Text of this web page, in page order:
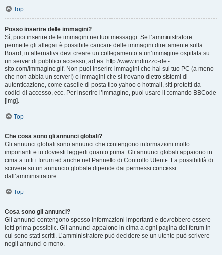
Top
Posso inserire delle immagini?
Sì, puoi inserire delle immagini nei tuoi messaggi. Se l’amministratore
permette gli allegati è possibile caricare delle immagini direttamente sulla
Board; in alternativa devi creare un collegamento a un’immagine ospitata su
un server di pubblico accesso, ad es. http://www.indirizzo-del-
sito.com/immagine.gif. Non puoi inserire immagini che hai sul tuo PC (a meno
che non abbia un server!) o immagini che si trovano dietro sistemi di
autenticazione, come caselle di posta tipo yahoo o hotmail, siti protetti da
codici di accesso, ecc. Per inserire l’immagine, puoi usare il comando BBCode
[img].
Top
Che cosa sono gli annunci globali?
Gli annunci globali sono annunci che contengono informazioni molto
importanti e tu dovresti leggerli quanto prima. Gli annunci globali appaiono in
cima a tutti i forum ed anche nel Pannello di Controllo Utente. La possibilità di
scrivere su un annuncio globale dipende dai permessi concessi
dall’amministratore.
Top
Cosa sono gli annunci?
Gli annunci contengono spesso informazioni importanti e dovrebbero essere
letti prima possibile. Gli annunci appaiono in cima a ogni pagina del forum in
cui sono stati scritti. L’amministratore può decidere se un utente può scrivere
negli annunci o meno.